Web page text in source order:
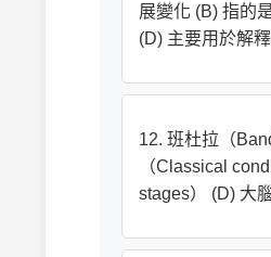
展變化 (B) 指的
(D) 主要用於解
12. 班杜拉（
（Classical
stages） (D) 大